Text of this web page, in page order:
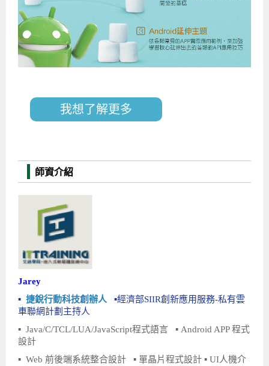
我想了解更多
師資介紹
Jarey
▪ 捷銳行動科技創辦人
▪經濟部SIIR創新應用服務-私有雲
車聯網計劃主持人
▪ Java/C/TCL/LUA/JavaScript程式語言 ▪ Android APP 程式
設計
▪ Web 前後端系統整合設計 ▪ 單晶片程式設計 ▪ UI人機介